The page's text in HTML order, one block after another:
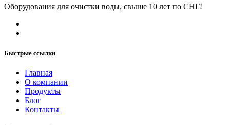
Оборудования для очистки воды, свыше 10 лет по СНГ!
Быстрые ссылки
Главная
О компании
Продукты
Блог
Контакты